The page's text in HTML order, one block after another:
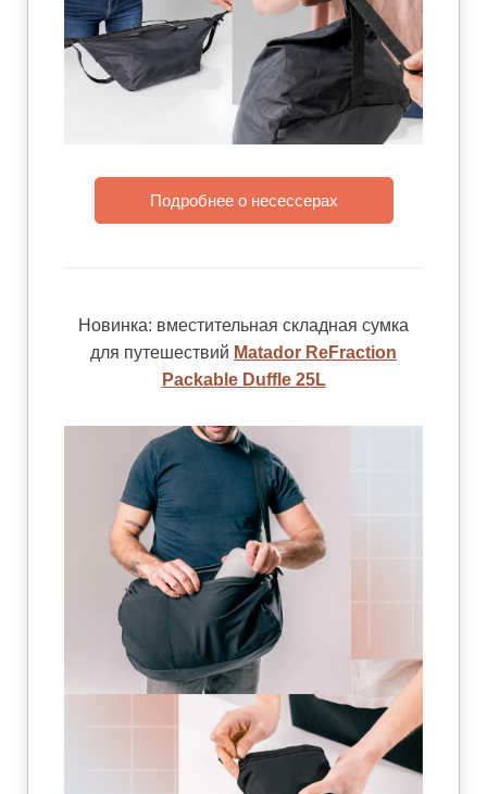
Подробнее о несессерах
Новинка: вместительная складная сумка
для путешествий Matador ReFraction
Packable Duffle 25L